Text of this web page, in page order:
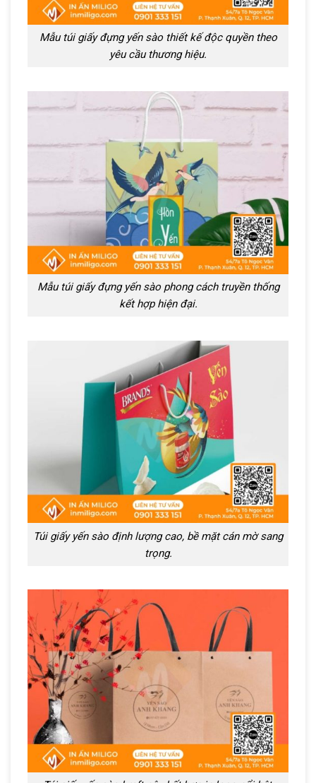
Mẫu túi giấy đựng yến sào thiết kế độc quyền theo
yêu cầu thương hiệu.
Mẫu túi giấy đựng yến sào phong cách truyền thống
kết hợp hiện đại.
Túi giấy yến sào định lượng cao, bề mặt cán mờ sang
trọng.